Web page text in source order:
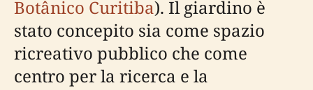
Botânico Curitiba). Il giardino è
stato concepito sia come spazio
ricreativo pubblico che come
centro per la ricerca e la